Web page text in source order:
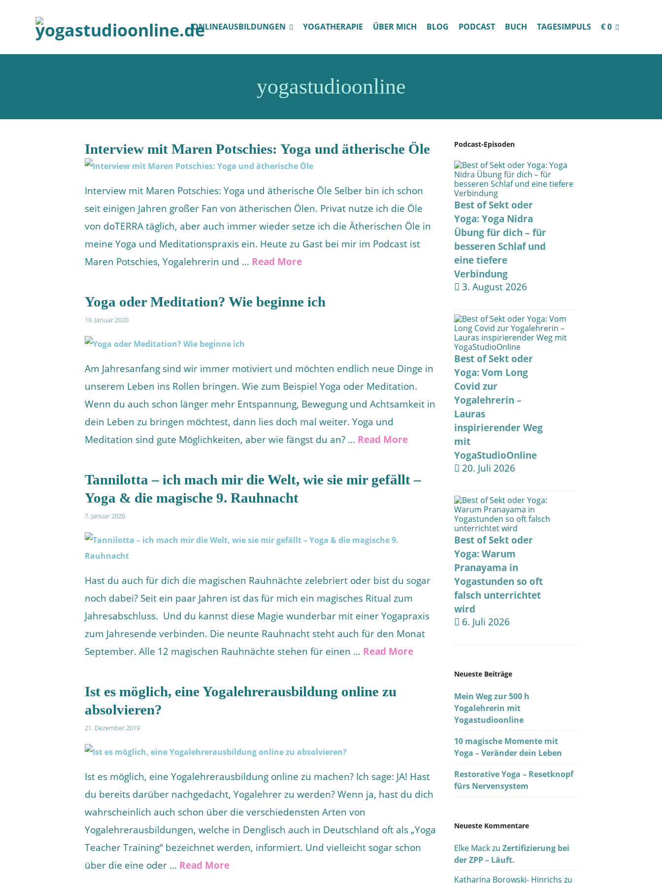
ONLINEAUSBILDUNGEN YOGATHERAPIE ÜBER MICH BLOG PODCAST BUCH TAGESIMPULS € 0
yogastudioonline
Interview mit Maren Potschies: Yoga und ätherische Öle
Interview mit Maren Potschies: Yoga und ätherische Öle Selber bin ich schon
seit einigen Jahren großer Fan von ätherischen Ölen. Privat nutze ich die Öle
von doTERRA täglich, aber auch immer wieder setze ich die Ätherischen Öle in
meine Yoga und Meditationspraxis ein. Heute zu Gast bei mir im Podcast ist
Maren Potschies, Yogalehrerin und … Read More
Yoga oder Meditation? Wie beginne ich
19. Januar 2020
Am Jahresanfang sind wir immer motiviert und möchten endlich neue Dinge in
unserem Leben ins Rollen bringen. Wie zum Beispiel Yoga oder Meditation.
Wenn du auch schon länger mehr Entspannung, Bewegung und Achtsamkeit in
dein Leben zu bringen möchtest, dann lies doch mal weiter. Yoga und
Meditation sind gute Möglichkeiten, aber wie fängst du an? … Read More
Tannilotta – ich mach mir die Welt, wie sie mir gefällt –
Yoga & die magische 9. Rauhnacht
7. Januar 2020
Hast du auch für dich die magischen Rauhnächte zelebriert oder bist du sogar
noch dabei? Seit ein paar Jahren ist das für mich ein magisches Ritual zum
Jahresabschluss. Und du kannst diese Magie wunderbar mit einer Yogapraxis
zum Jahresende verbinden. Die neunte Rauhnacht steht auch für den Monat
September. Alle 12 magischen Rauhnächte stehen für einen … Read More
Ist es möglich, eine Yogalehrerausbildung online zu
absolvieren?
21. Dezember 2019
Ist es möglich, eine Yogalehrerausbildung online zu machen? Ich sage: JA! Hast
du bereits darüber nachgedacht, Yogalehrer zu werden? Wenn ja, hast du dich
wahrscheinlich auch schon über die verschiedensten Arten von
Yogalehrerausbildungen, welche in Denglisch auch in Deutschland oft als „Yoga
Teacher Training“ bezeichnet werden, informiert. Und vielleicht sogar schon
über die eine oder … Read More
Podcast-Episoden
Best of Sekt oder
Yoga: Yoga Nidra
Übung für dich – für
besseren Schlaf und
eine tiefere
Verbindung
3. August 2026
Best of Sekt oder
Yoga: Vom Long
Covid zur
Yogalehrerin –
Lauras
inspirierender Weg
mit
YogaStudioOnline
20. Juli 2026
Best of Sekt oder
Yoga: Warum
Pranayama in
Yogastunden so oft
falsch unterrichtet
wird
6. Juli 2026
Neueste Beiträge
Mein Weg zur 500 h
Yogalehrerin mit
Yogastudioonline
10 magische Momente mit
Yoga – Veränder dein Leben
Restorative Yoga – Resetknopf
fürs Nervensystem
Neueste Kommentare
Elke Mackzu Zertifizierung bei
der ZPP – Läuft.
Katharina Borowski- Hinrichs zu